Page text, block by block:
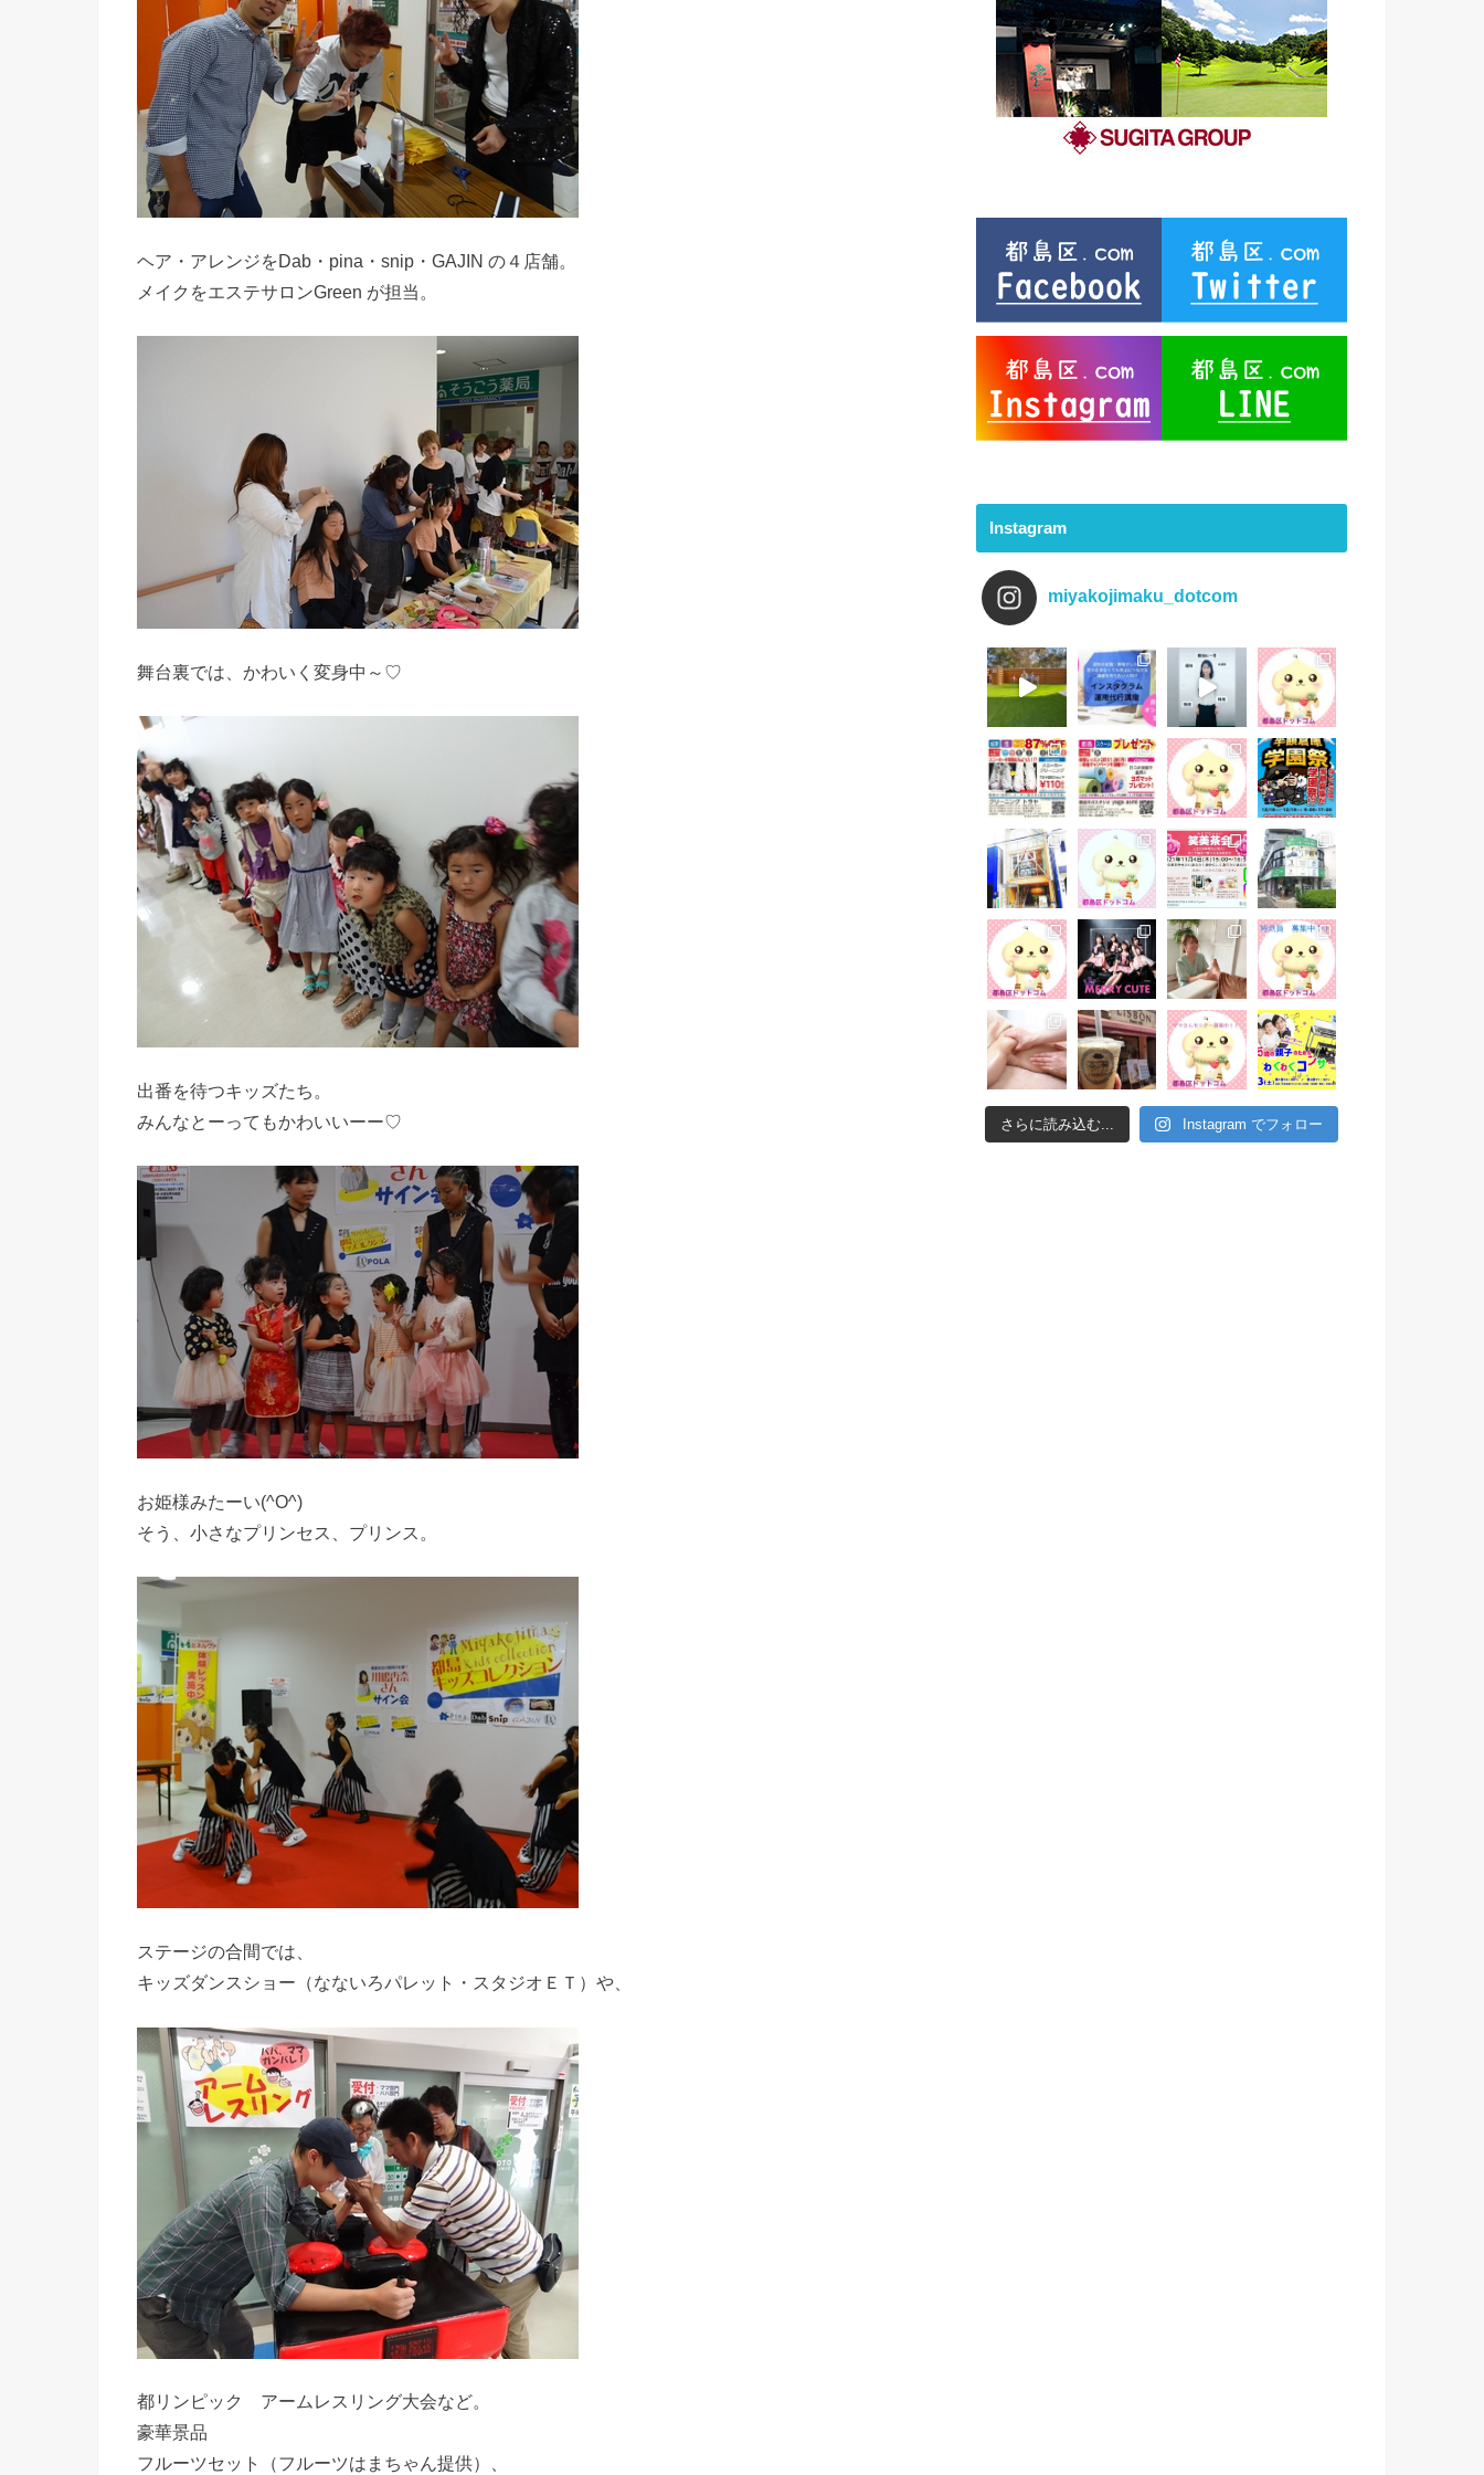
ヘア・アレンジをDab・pina・snip・GAJIN の４店舗。
メイクをエステサロンGreen が担当。
舞台裏では、かわいく変身中～♡
出番を待つキッズたち。
みんなとーってもかわいいーー♡
お姫様みたーい(^O^)
そう、小さなプリンセス、プリンス。
ステージの合間では、
キッズダンスショー（なないろパレット・スタジオＥＴ）や、
都リンピック アームレスリング大会など。
豪華景品
フルーツセット（フルーツはまちゃん提供）、
Instagram
miyakojimaku_dotcom
さらに読み込む... Instagram でフォロー